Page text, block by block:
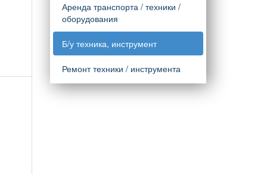
Аренда транспорта / техники /
оборудования
Б/у техника, инструмент
Ремонт техники / инструмента